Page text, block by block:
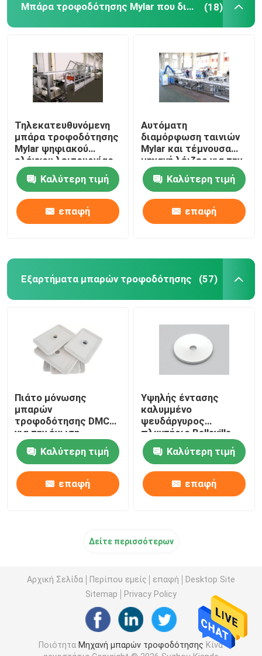
Μπάρα τροφοδότησης Mylar που διαμορφώνει τη μηχανή (18)
Τηλεκατευθυνόμενη
μπάρα τροφοδότησης
Mylar ψηφιακού
ελέγχου λειτουργίας
που διαμορφώνει τη
μηχανήΚαλύτερη τιμή
επαφή
Αυτόματη
διαμόρφωση ταινιών
Mylar και τέμνουσα
μηχανή λέιζερ για την
μπάρα τροφοδότησης
Καλύτερη τιμή
επαφή
Εξαρτήματα μπαρών τροφοδότησης (57)
Πιάτο μόνωσης
μπαρών
τροφοδότησης DMC
για την ένωση
μεταφοράς με
φορτηγό μπαρών
τροφοδότησης
Καλύτερη τιμή
επαφή
Υψηλής έντασης
καλυμμένο
ψευδάργυρος
πλυντήριο Belleville
μπαρών
τροφοδότησης κοινό
Καλύτερη τιμή
επαφή
Δείτε περισσότερων
Αρχική Σελίδα Περίπου εμείς επαφή
Desktop Site
Sitemap
Privacy Policy
Ποιότητα Μηχανή μπαρών τροφοδότησης Κίνα